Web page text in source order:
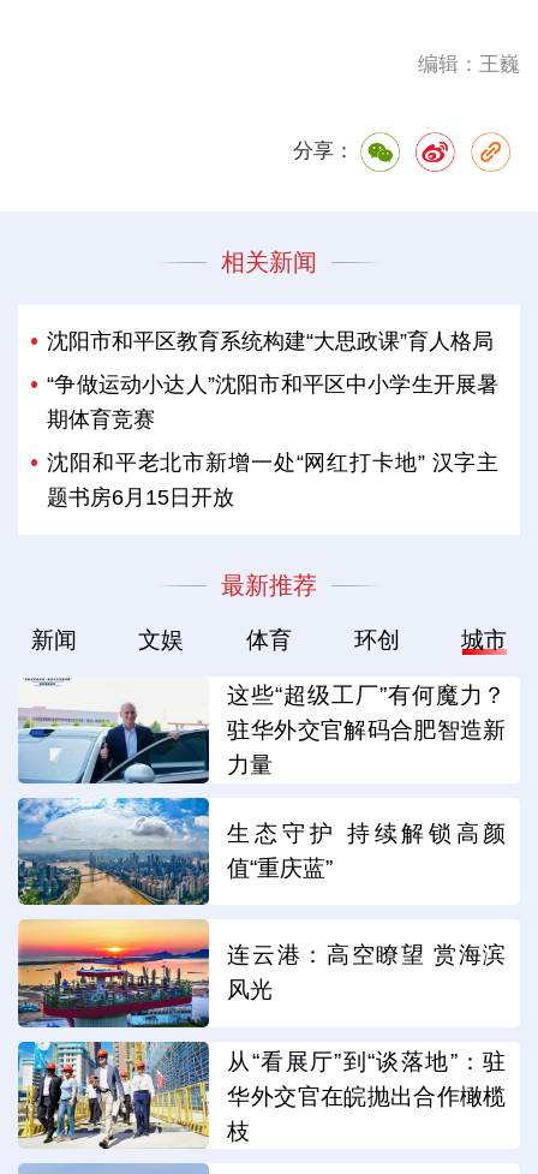
编辑：王巍
分享：
相关新闻
沈阳市和平区教育系统构建“大思政课”育人格局
“争做运动小达人”沈阳市和平区中小学生开展暑
期体育竞赛
沈阳和平老北市新增一处“网红打卡地” 汉字主
题书房6月15日开放
最新推荐
新闻 文娱 体育 环创 城市
这些“超级工厂”有何魔力？
驻华外交官解码合肥智造新
力量
生态守护 持续解锁高颜
值“重庆蓝”
连云港：高空瞭望 赏海滨
风光
从“看展厅”到“谈落地”：驻
华外交官在皖抛出合作橄榄
枝